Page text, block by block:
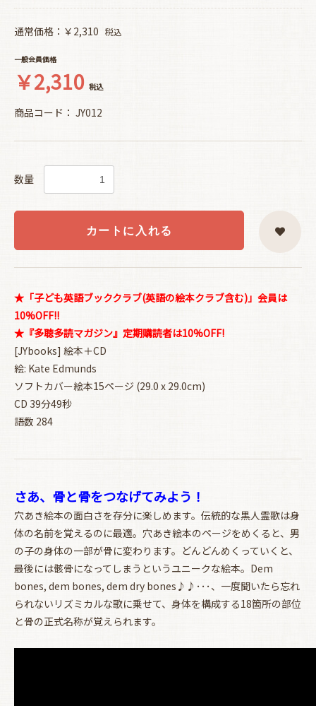
通常価格：￥2,310 税込
一般会員価格
￥2,310 税込
商品コード： JY012
数量
カートに入れる
★「子ども英語ブッククラブ(英語の絵本クラブ含む)」会員は
10%OFF!!
★『多聴多読マガジン』定期購読者は10%OFF!
[JYbooks] 絵本＋CD
絵: Kate Edmunds
ソフトカバー絵本15ページ (29.0 x 29.0cm)
CD 39分49秒
語数 284
さあ、骨と骨をつなげてみよう！
穴あき絵本の面白さを存分に楽しめます。伝統的な黒人霊歌は身
体の名前を覚えるのに最適。穴あき絵本のページをめくると、男
の子の身体の一部が骨に変わります。どんどんめくっていくと、
最後には骸骨になってしまうというユニークな絵本。Dem
bones, dem bones, dem dry bones♪♪･･･、一度聞いたら忘れ
られないリズミカルな歌に乗せて、身体を構成する18箇所の部位
と骨の正式名称が覚えられます。